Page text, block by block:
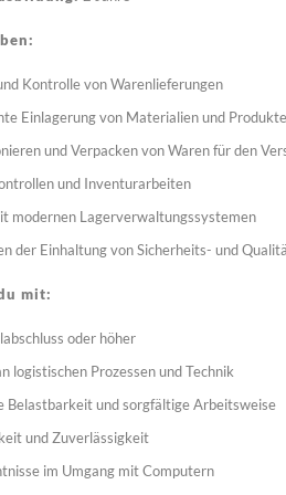
Kontrolle von Warenlieferungen
Einlagerung von Materialien und
und Verpacken von Waren für den
und Inventurarbeiten
modernen Lagerverwaltungssystemen
der Einhaltung von Sicherheits- und
mit:
oder höher
logistischen Prozessen und Technik
Belastbarkeit und sorgfältige Arbeitsweise
und Zuverlässigkeit
im Umgang mit Computern